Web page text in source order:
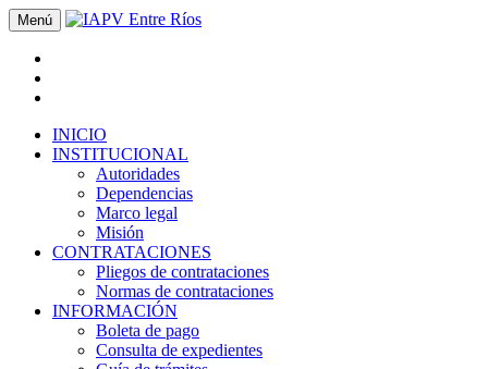
Menú
INICIO
INSTITUCIONAL
Autoridades
Dependencias
Marco legal
Misión
CONTRATACIONES
Pliegos de contrataciones
Normas de contrataciones
INFORMACIÓN
Boleta de pago
Consulta de expedientes